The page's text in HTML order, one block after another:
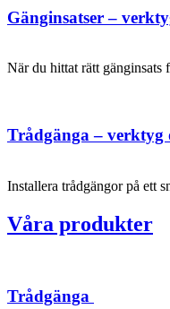
Gänginsatser –
När du hittat rätt gänginsats
Trådgänga – verktyg
Installera trådgängor på ett
Våra produkter
Trådgänga